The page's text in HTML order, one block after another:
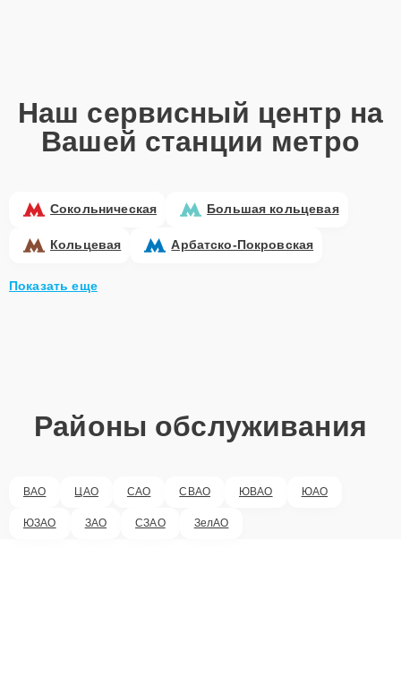
Наш сервисный центр на
Вашей станции метро
Сокольническая Большая кольцевая
Кольцевая Арбатско-Покровская
Показать еще
Районы обслуживания
ВАО ЦАО САО СВАО ЮВАО ЮАО
ЮЗАО ЗАО СЗАО ЗелАО